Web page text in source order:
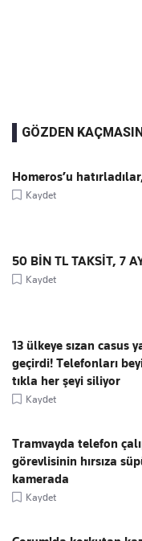
GÖZDEN KAÇMASIN
Homeros’u
Kaydet
50 BİN TL TAKSİT, 7
Kaydet
13 ülkeye sızan casus
geçirdi! Telefonları
tıkla her şeyi siliyor
Kaydet
Tramvayda telefon
görevlisinin hırsıza
kamerada
Kaydet